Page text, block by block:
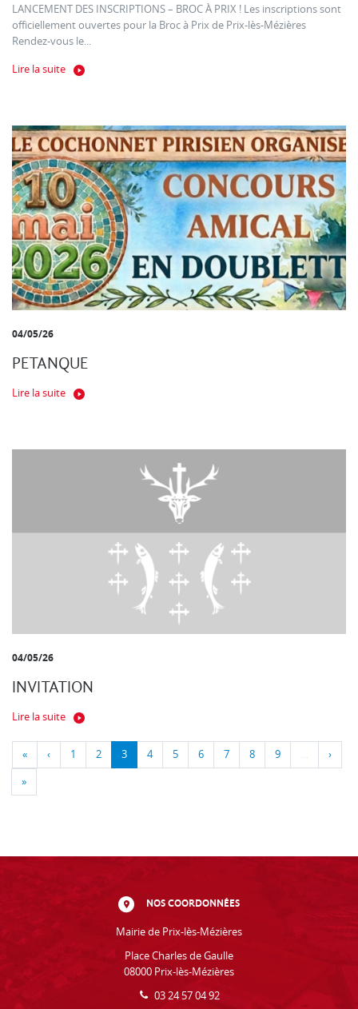
LANCEMENT DES INSCRIPTIONS – BROC À PRIX ! Les inscriptions sont
officiellement ouvertes pour la Broc à Prix de Prix-lès-Mézières
Rendez-vous le...
Lire la suite
04/05/26
PETANQUE
Lire la suite
04/05/26
INVITATION
Lire la suite
« ‹ 1 2 3 4 5 6 7 8 9 … ›
»
NOS COORDONNÉES
Mairie de Prix-lès-Mézières
Place Charles de Gaulle
08000 Prix-lès-Mézières
03 24 57 04 92